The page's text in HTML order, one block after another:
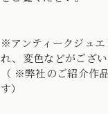
※アンティークジュ
れ、変色などがござ
（ ※弊社のご紹介作
す）